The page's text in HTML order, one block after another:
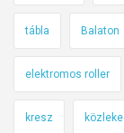
tábla Balaton
elektromos roller
kresz